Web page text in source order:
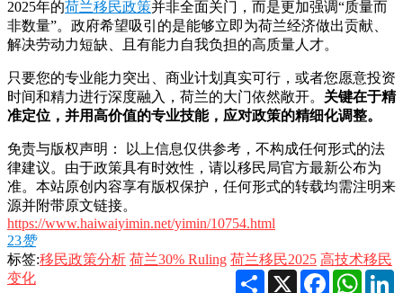
2025年的荷兰移民政策并非全面关门，而是更加强调“质量而
非数量”。政府希望吸引的是能够立即为荷兰经济做出贡献、
解决劳动力短缺、且有能力自我负担的高质量人才。
只要您的专业能力突出、商业计划真实可行，或者您愿意投资
时间和精力进行深度融入，荷兰的大门依然敞开。 关键在于精
准定位，并用高价值的专业技能，应对政策的精细化调整。
免责与版权声明： 以上信息仅供参考，不构成任何形式的法
律建议。由于政策具有时效性，请以移民局官方最新公布为
准。本站原创内容享有版权保护，任何形式的转载均需注明来
源并附带原文链接。
https://www.haiwaiyimin.net/yimin/10754.html
23赞
标签:移民政策分析 荷兰30% Ruling 荷兰移民2025 高技术移民
变化
Share X Facebook